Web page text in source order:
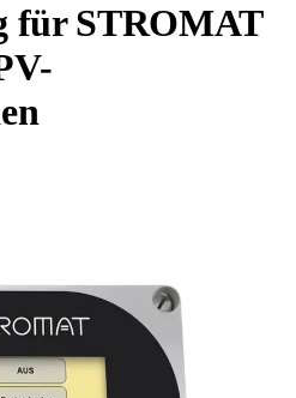
für STROMAT